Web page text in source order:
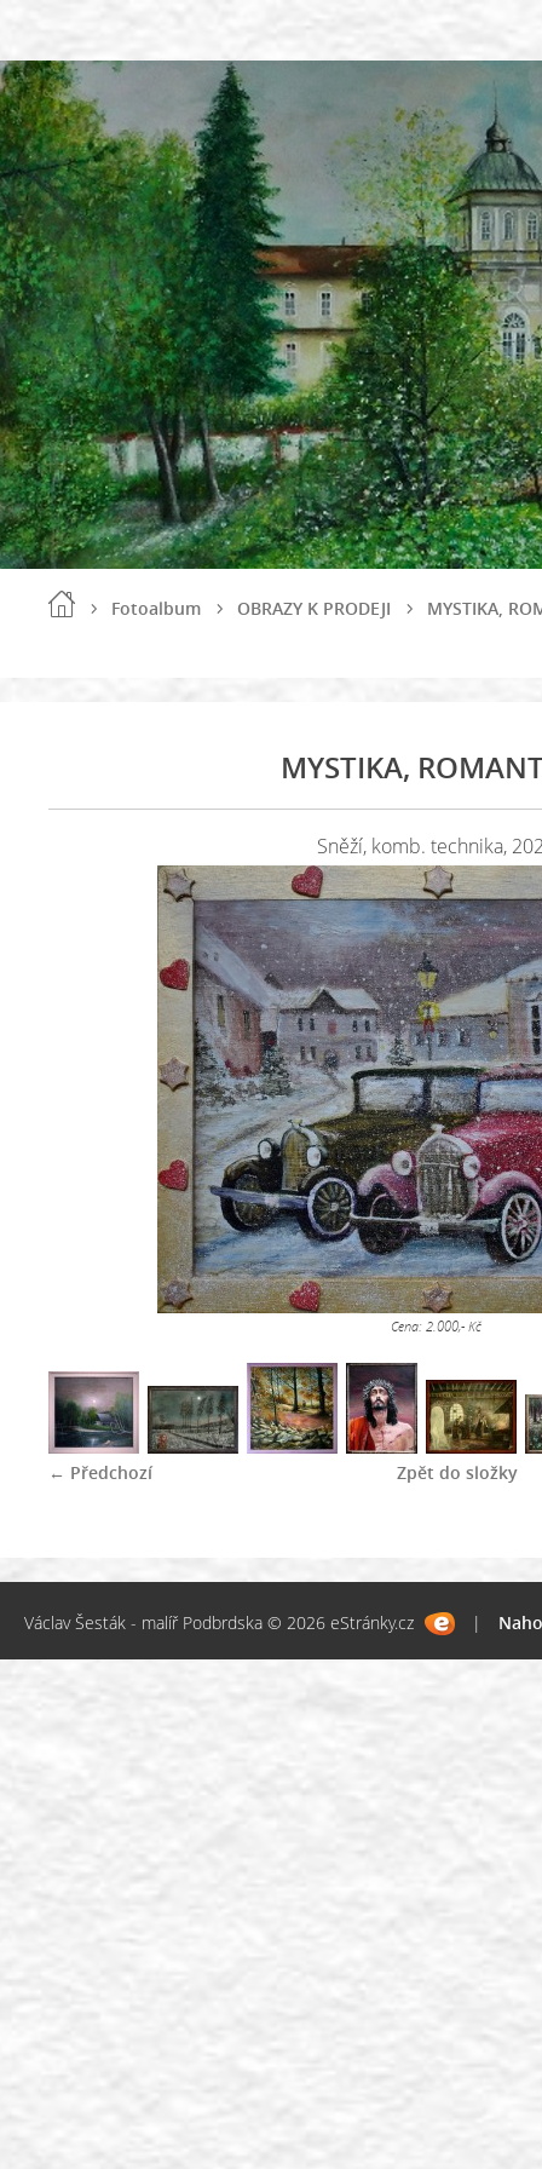
Fotoalbum OBRAZY K PRODEJI MYSTIKA,
MYSTIKA,
Sněží, komb. technika,
Cena: 2.000,- Kč
← Předchozí Zpět do složky
Václav Šesták - malíř Podbrdska © 2026 eStránky.cz |